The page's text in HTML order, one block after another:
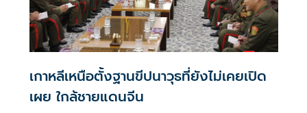
เกาหลีเหนือตั้งฐานขีปนาวุธที่ยังไม่เคยเปิด
เผย ใกล้ชายแดนจีน